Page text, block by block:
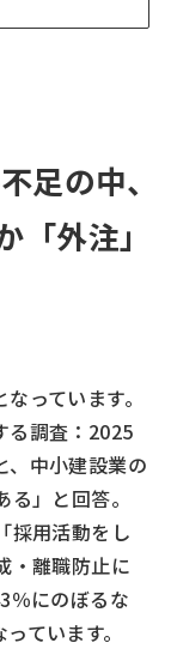
足の中、
外注」
っています。
る調査：2025
、中小建設業の
」と回答。
採用活動をし
・離職防止に
％にのぼるな
ています。